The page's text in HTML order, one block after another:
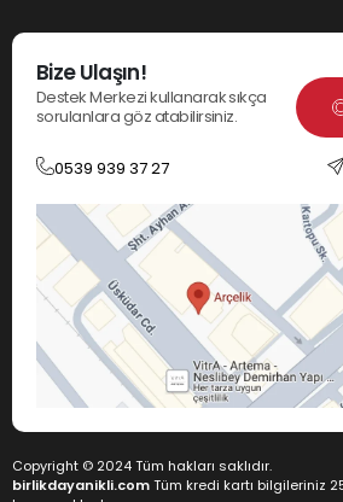
Bize Ulaşın!
Destek Merkezi kullanarak sıkça
sorulanlara göz atabilirsiniz.
0539 939 37 27
Copyright © 2024 Tüm hakları saklıdır.
birlikdayanikli.comTüm kredi kartı bilgileriniz